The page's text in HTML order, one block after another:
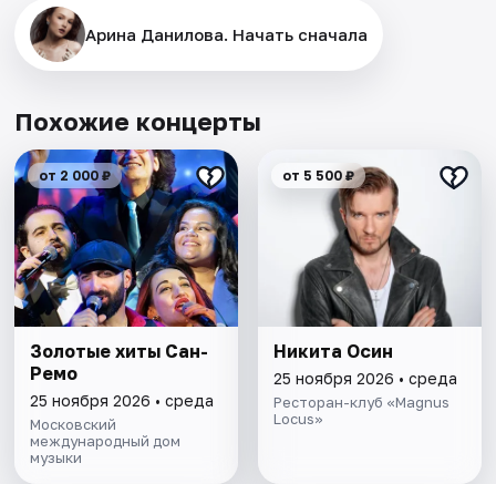
Арина Данилова. Начать сначала
Похожие концерты
от 2 000 ₽
Золотые хиты Сан-
Ремо
25 ноября 2026 • среда
Московский
международный дом
музыки
от 5 500 ₽
Никита Осин
25 ноября 2026 • среда
Ресторан-клуб «Magnus
Locus»